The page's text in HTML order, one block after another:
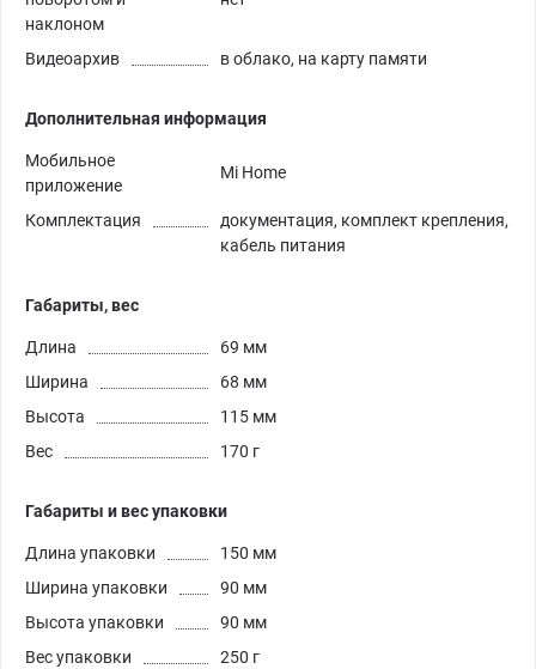
наклоном
Видеоархив в облако, на карту памяти
Дополнительная информация
Мобильное
приложение
Mi Home
Комплектация
документация, комплект крепления,
кабель питания
Габариты, вес
Длина
69 мм
Ширина
68 мм
Высота
115 мм
Вес
170 г
Габариты и вес упаковки
Длина упаковки
150 мм
Ширина упаковки
90 мм
Высота упаковки
90 мм
Вес упаковки
250 г